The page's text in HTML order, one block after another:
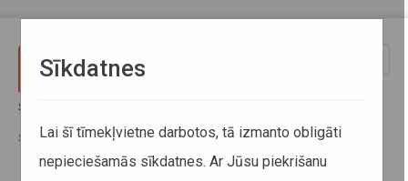
Sākums
Sarkandaugavā netiks apkalpota pietura "Muzejs Dauderi"
Sīkdatnes
Lai šī tīmekļvietne darbotos, tā izmanto obligāti
nepieciešamās sīkdatnes. Ar Jūsu piekrišanu